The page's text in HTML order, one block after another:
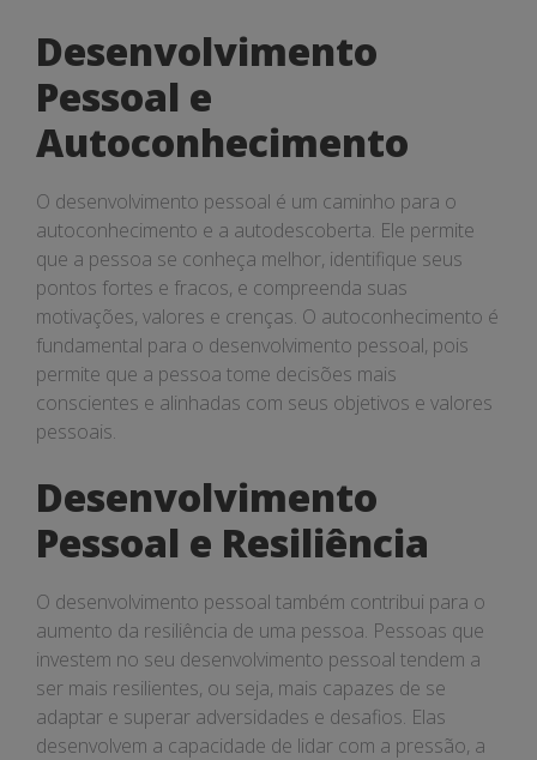
Desenvolvimento
Pessoal e
Autoconhecimento
O desenvolvimento pessoal é um caminho para o
autoconhecimento e a autodescoberta. Ele permite
que a pessoa se conheça melhor, identifique seus
pontos fortes e fracos, e compreenda suas
motivações, valores e crenças. O autoconhecimento é
fundamental para o desenvolvimento pessoal, pois
permite que a pessoa tome decisões mais
conscientes e alinhadas com seus objetivos e valores
pessoais.
Desenvolvimento
Pessoal e Resiliência
O desenvolvimento pessoal também contribui para o
aumento da resiliência de uma pessoa. Pessoas que
investem no seu desenvolvimento pessoal tendem a
ser mais resilientes, ou seja, mais capazes de se
adaptar e superar adversidades e desafios. Elas
desenvolvem a capacidade de lidar com a pressão, a